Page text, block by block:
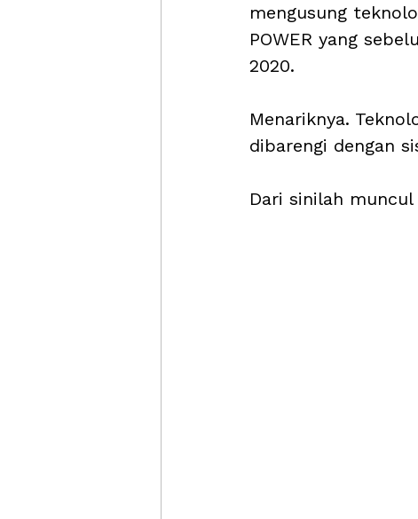
mengusung
POWER yang
2020.
Menariknya.
dibarengi dengan
Dari sinilah